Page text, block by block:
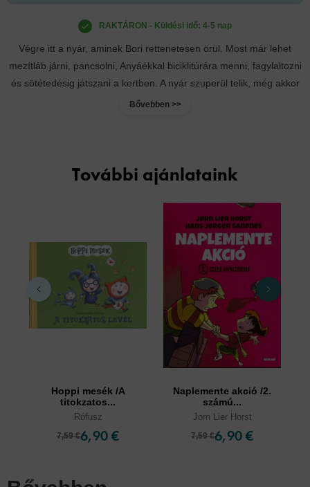
Végre itt a nyár, aminek Bori rettenetesen örül. Most már lehet
mezítláb járni, pancsolni, Anyáékkal biciklitúrára menni, fagylaltozni
és sötétedésig játszani a kertben. A nyár szuperül telik, még akkor
is, ha otthon...
Bővebben >>
RAKTÁRON - Küldési idő: 4-5 nap
További ajánlataink
Hoppi mesék /A
titokzatos...
Rófusz
7,59 €6,90 €
Naplemente akció /2.
számú...
Jorn Lier Horst
7,59 €6,90 €